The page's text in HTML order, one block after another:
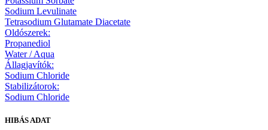
Sodium Levulinate
Tetrasodium Glutamate Diacetate
Oldószerek:
Propanediol
Water / Aqua
Állagjavítók:
Sodium Chloride
Stabilizátorok:
Sodium Chloride
HIBÁS ADAT